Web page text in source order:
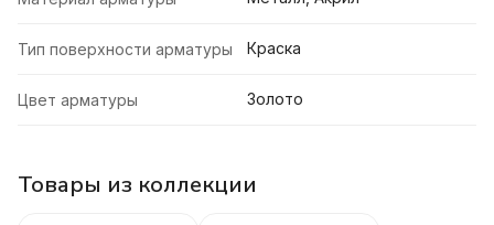
Тип поверхности арматуры Краска
Цвет арматуры Золото
Товары из коллекции